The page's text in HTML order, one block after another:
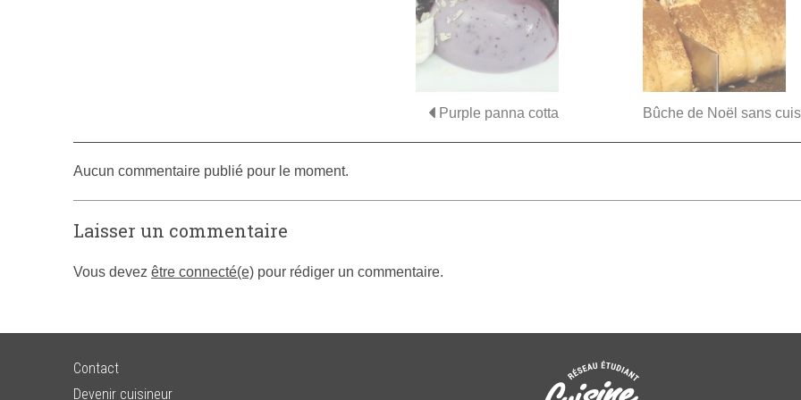
Bûche de Noël sans
Purple panna cotta
Aucun commentaire publié pour le moment.
Laisser un commentaire
Vous devez être connecté(e) pour rédiger un commentaire.
Contact
Devenir cuisineur